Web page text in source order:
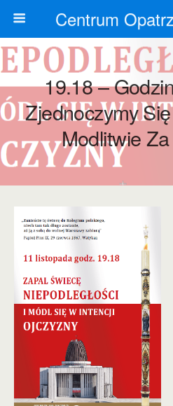
Centrum
19.18 –
Zjednoczymy
Modlitwie